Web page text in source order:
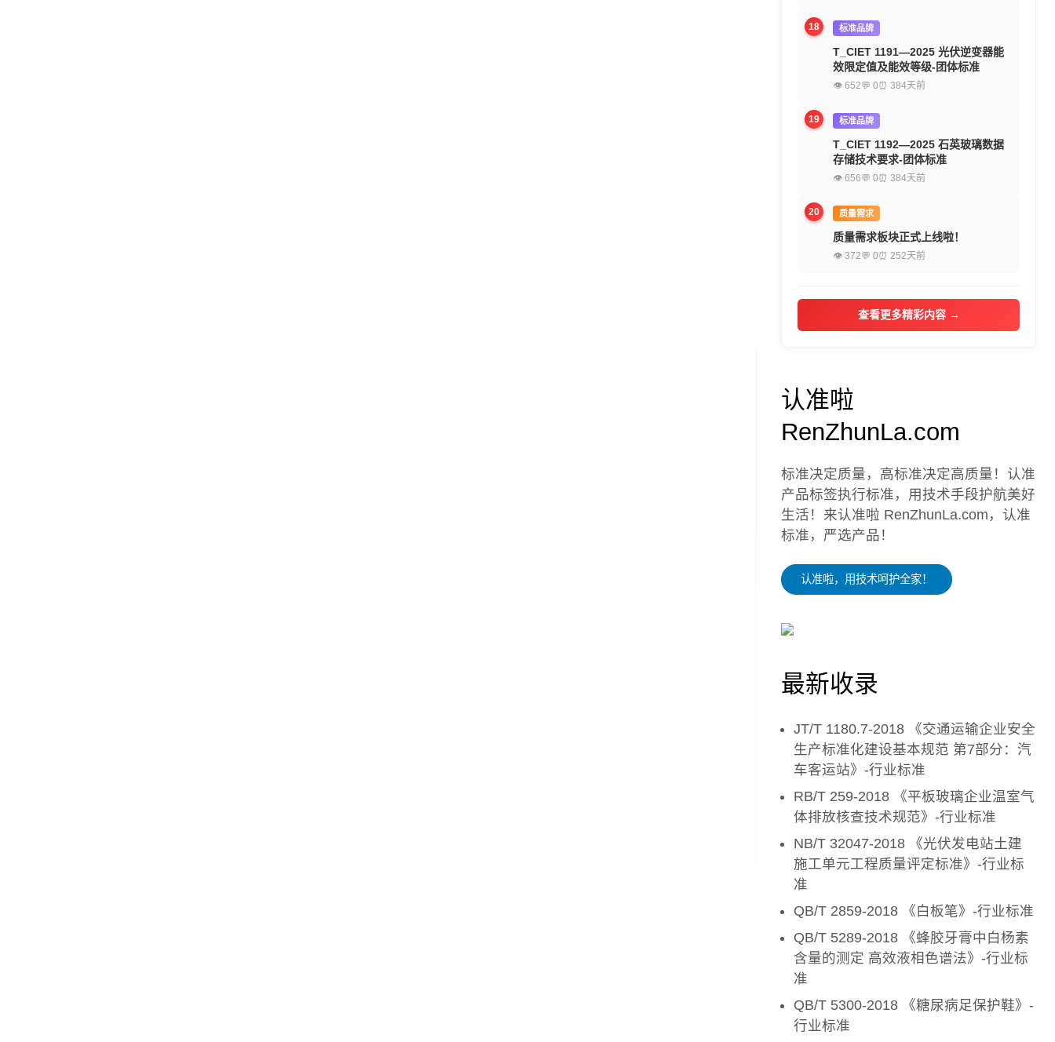
18 标准品牌
T_CIET 1191—2025 光伏逆变器能
效限定值及能效等级-团体标准
👁 652💬 0⏰ 384天前
19 标准品牌
T_CIET 1192—2025 石英玻璃数据
存储技术要求-团体标准
👁 656💬 0⏰ 384天前
20 质量需求
质量需求板块正式上线啦！
👁 372💬 0⏰ 252天前
查看更多精彩内容 →
认准啦
RenZhunLa.com
标准决定质量，高标准决定高质量！认准
产品标签执行标准，用技术手段护航美好
生活！来认准啦 RenZhunLa.com，认准
标准，严选产品！
认准啦，用技术呵护全家！
最新收录
JT/T 1180.7-2018 《交通运输企业安全
生产标准化建设基本规范 第7部分：汽
车客运站》-行业标准
RB/T 259-2018 《平板玻璃企业温室气
体排放核查技术规范》-行业标准
NB/T 32047-2018 《光伏发电站土建
施工单元工程质量评定标准》-行业标
准
QB/T 2859-2018 《白板笔》-行业标准
QB/T 5289-2018 《蜂胶牙膏中白杨素
含量的测定 高效液相色谱法》-行业标
准
QB/T 5300-2018 《糖尿病足保护鞋》-
行业标准